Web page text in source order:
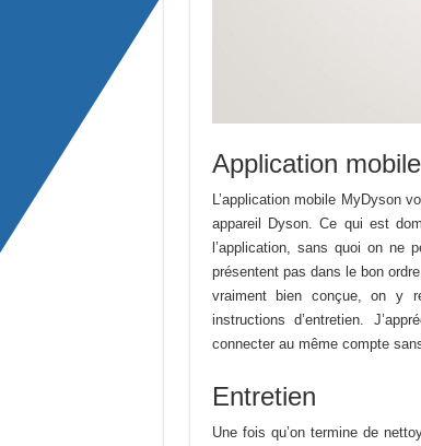
Application mobile
L’application mobile MyDyson
appareil Dyson. Ce qui est
l’application, sans quoi on ne
présentent pas dans le bon
vraiment bien conçue, on y
instructions d’entretien.
connecter au même compte
Entretien
Une fois qu’on termine de